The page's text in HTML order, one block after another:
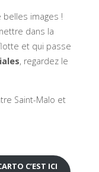
belles images !
dans la
et qui passe
, regardez le
Saint-Malo et
C’EST ICI